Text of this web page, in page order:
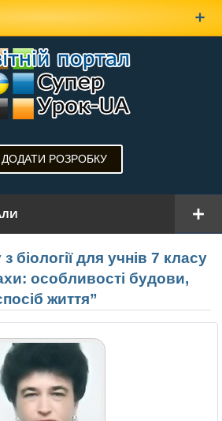
ДОДАТИ РОЗРОБКУ
біології для учнів 7 класу
особливості будови,
життя”